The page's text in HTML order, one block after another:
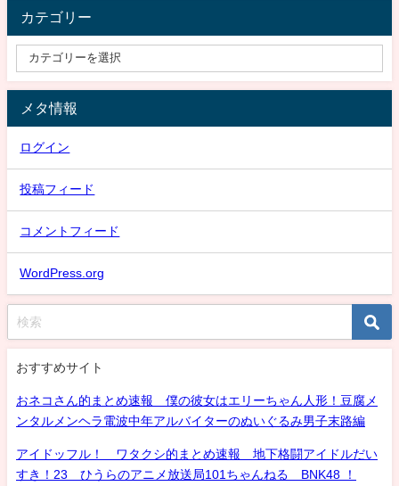
カテゴリー
メタ情報
ログイン
投稿フィード
コメントフィード
WordPress.org
おすすめサイト
おネコさん的まとめ速報 僕の彼女はエリーちゃん人形！豆腐メ
ンタルメンヘラ電波中年アルバイターのぬいぐるみ男子末路編
アイドッフル！ ワタクシ的まとめ速報 地下格闘アイドルだい
すき！23 ひうらのアニメ放送局101ちゃんねる BNK48 ！